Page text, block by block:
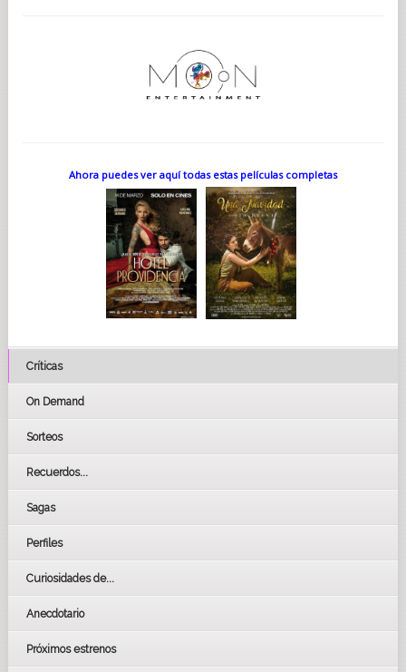
Ahora puedes ver aquí todas estas películas completas
Críticas
On Demand
Sorteos
Recuerdos...
Sagas
Perfiles
Curiosidades de...
Anecdotario
Próximos estrenos